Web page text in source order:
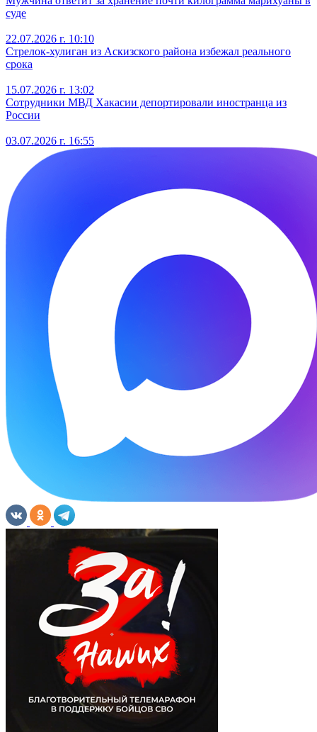
суде
22.07.2026 г. 10:10
Стрелок-хулиган из Аскизского района избежал реального
срока
15.07.2026 г. 13:02
Сотрудники МВД Хакасии депортировали иностранца из
России
03.07.2026 г. 16:55